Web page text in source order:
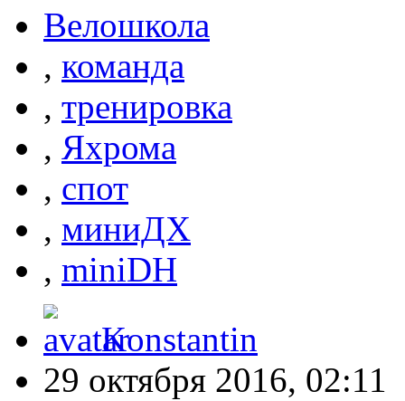
Велошкола
, команда
, тренировка
, Яхрома
, спот
, миниДХ
, miniDH
Konstantin
29 октября 2016, 02:11